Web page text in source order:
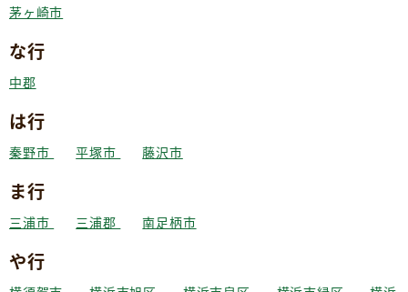
茅ヶ崎市
な行
中郡
は行
秦野市 平塚市 藤沢市
ま行
三浦市 三浦郡 南足柄市
や行